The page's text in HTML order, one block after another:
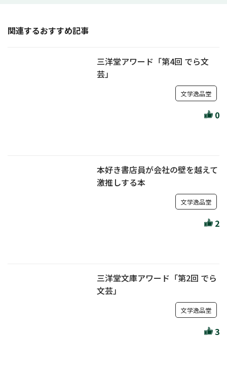
関連するおすすめ記事
三洋堂アワード「第4回 でら文
芸」
文学逸品堂
0
本好き書店員が会社の壁を越えて
激推しする本
文学逸品堂
2
三洋堂文庫アワード「第2回 でら
文芸」
文学逸品堂
3